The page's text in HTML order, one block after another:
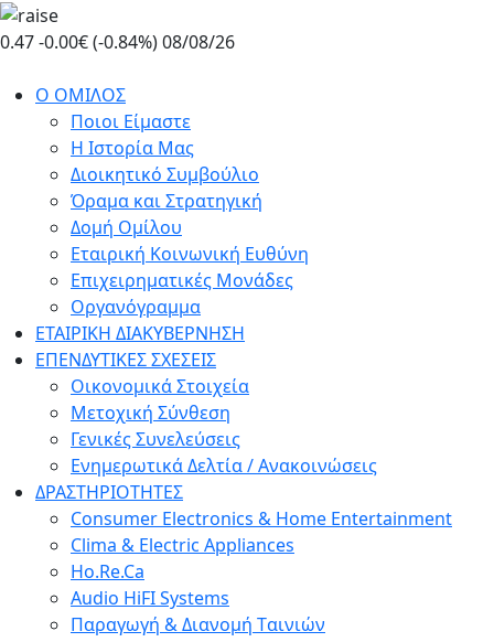
Skip
to
content
0.47-0.00€ (-0.84%)08/08/26
Ο ΟΜΙΛΟΣ
Ποιοι Είμαστε
Η Ιστορία Μας
Διοικητικό Συμβούλιο
Όραμα και Στρατηγική
Δομή Ομίλου
Εταιρική Κοινωνική Ευθύνη
Επιχειρηματικές Μονάδες
Οργανόγραμμα
ΕΤΑΙΡΙΚΗ ΔΙΑΚΥΒΕΡΝΗΣΗ
ΕΠΕΝΔΥΤΙΚΕΣ ΣΧΕΣΕΙΣ
Οικονομικά Στοιχεία
Μετοχική Σύνθεση
Γενικές Συνελεύσεις
Ενημερωτικά Δελτία / Ανακοινώσεις
ΔΡΑΣΤΗΡΙΟΤΗΤΕΣ
Consumer Electronics & Home Entertainment
Clima & Electric Appliances
Ho.Re.Ca
Audio HiFI Systems
Παραγωγή & Διανομή Tαινιών